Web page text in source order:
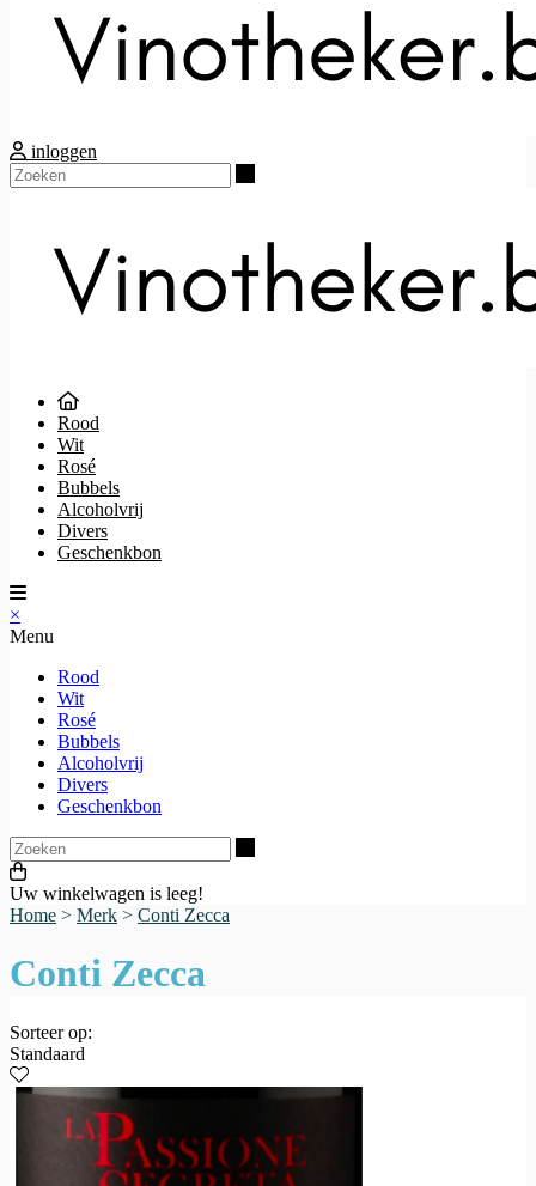
inloggen
Rood
Wit
Rosé
Bubbels
Alcoholvrij
Divers
Geschenkbon
×
Menu
Rood
Wit
Rosé
Bubbels
Alcoholvrij
Divers
Geschenkbon
Uw winkelwagen is leeg!
Home > Merk > Conti Zecca
Conti Zecca
Sorteer op:
Standaard